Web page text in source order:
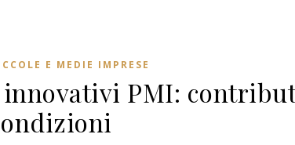
E MEDIE IMPRESE
PMI: